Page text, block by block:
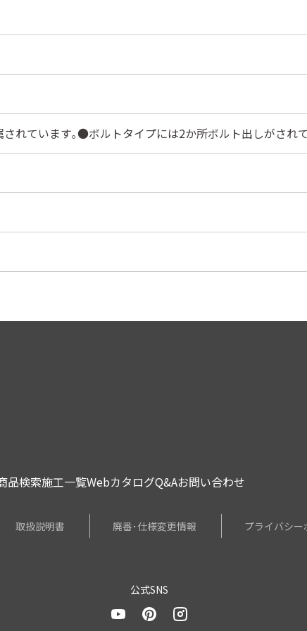
れています｡●ボルトタイプには2か所ボルト出しがされ
品検索施工一覧WebカタログQ&Aお問い合わせ
取扱説明書 廃番･仕様変更情報 プライバシー
公式SNS